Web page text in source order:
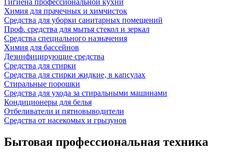
Гигиена профессиональной кухни
Химия для прачечных и химчисток
Средства для уборки санитарных помещений
Проф. средства для мытья стекол и зеркал
Средства специального назначения
Химия для бассейнов
Дезинфицирующие средства
Средства для стирки
Средства для стирки жидкие, в капсулах
Стиральные порошки
Средства для ухода за стиральными машинами
Кондиционеры для белья
Отбеливатели и пятновыводители
Средства от насекомых и грызунов
Бытовая профессиональная техника